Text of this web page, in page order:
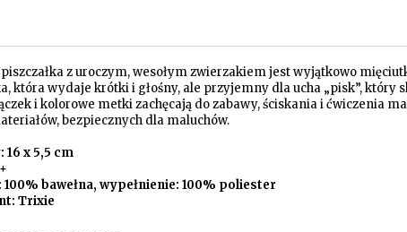
z uroczym, wesołym zwierzakiem jest wyjątkowo
która wydaje krótki i głośny, ale przyjemny dla ucha „pisk”, który
i kolorowe metki zachęcają do zabawy, ściskania i ćwiczenia
bezpiecznych dla maluchów.
16 x 5,5 cm
100% bawełna, wypełnienie: 100% poliester
Trixie